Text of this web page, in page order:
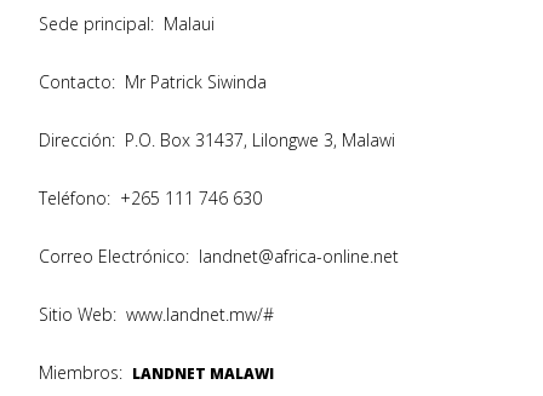
Sede principal: Malaui
Contacto: Mr Patrick Siwinda
Dirección: P.O. Box 31437, Lilongwe 3, Malawi
Teléfono: +265 111 746 630
Correo Electrónico: landnet@africa-online.net
Sitio Web: www.landnet.mw/#
Miembros: LANDNET MALAWI